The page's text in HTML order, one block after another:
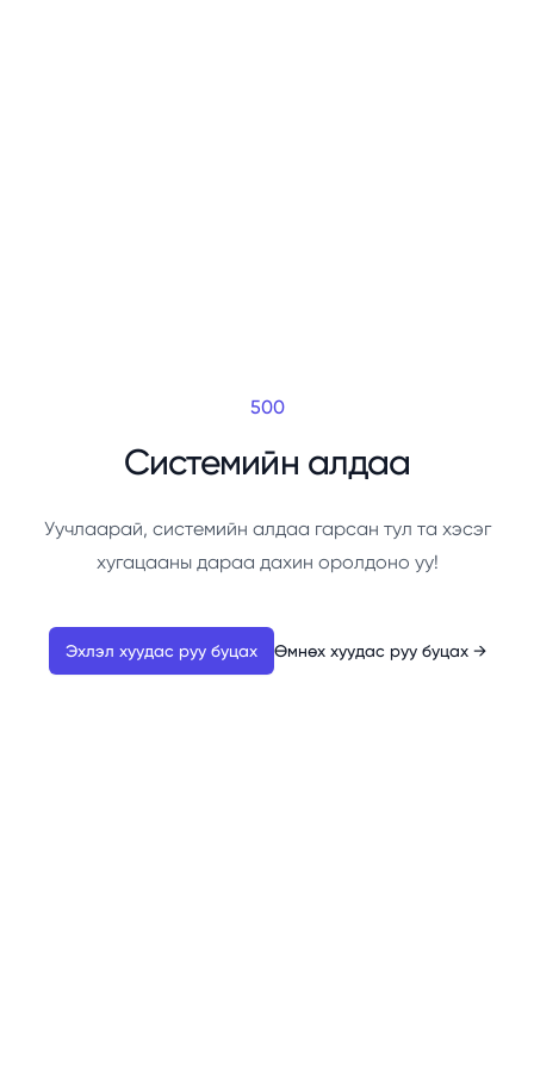
500
Системийн алдаа
Уучлаарай, системийн алдаа гарсан тул та хэсэг
хугацааны дараа дахин оролдоно уу!
Эхлэл хуудас руу буцах Өмнөх хуудас руу буцах →